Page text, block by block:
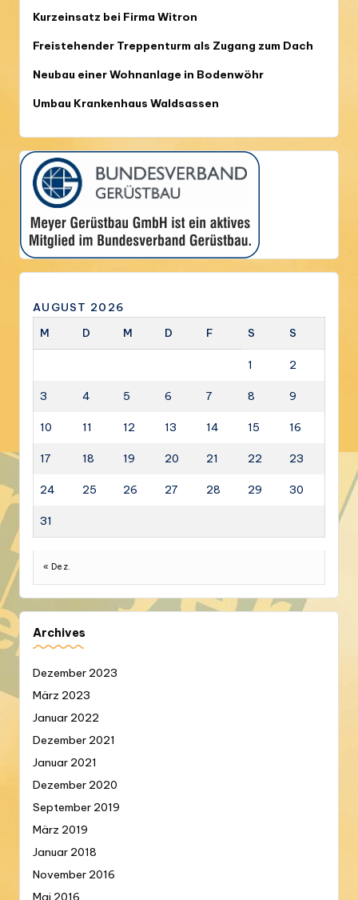
Kurzeinsatz bei Firma Witron
Freistehender Treppenturm als Zugang zum Dach
Neubau einer Wohnanlage in Bodenwöhr
Umbau Krankenhaus Waldsassen
AUGUST 2026
M
D M D F S S
1 2
3 4 5 6 7 8 9
10 11 12 13 14 15 16
17 18 19 20 21 22 23
24 25 26 27 28 29 30
31
« Dez.
Archives
Dezember 2023
März 2023
Januar 2022
Dezember 2021
Januar 2021
Dezember 2020
September 2019
März 2019
Januar 2018
November 2016
Mai 2016